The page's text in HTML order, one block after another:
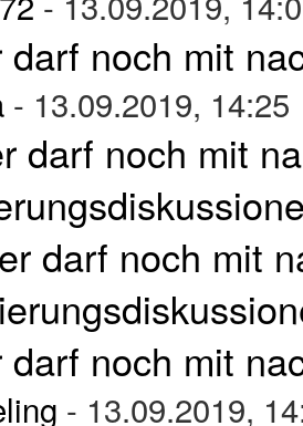
darf noch mit
- 13.09.2019, 14:25
darf noch mit
darf noch mit
darf noch mit
- 13.09.2019,